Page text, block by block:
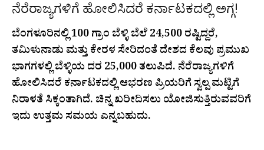
ನೆರೆರಾಜ್ಯಗಳಿಗೆ ಹೋಲಿಸಿದರೆ ಕರ್ನಾಟಕದಲ್ಲಿ ಅಗ್ಗ!
ಬೆಂಗಳೂರಿನಲ್ಲಿ 100 ಗ್ರಾಂ ಬೆಳ್ಳಿ ಬೆಲೆ ₹24,500 ರಷ್ಟಿದ್ದರೆ,
ತಮಿಳುನಾಡು ಮತ್ತು ಕೇರಳ ಸೇರಿದಂತೆ ದೇಶದ ಕೆಲವು ಪ್ರಮುಖ
ಭಾಗಗಳಲ್ಲಿ ಬೆಳ್ಳಿಯ ದರ ₹25,000 ತಲುಪಿದೆ. ನೆರೆರಾಜ್ಯಗಳಿಗೆ
ಹೋಲಿಸಿದರೆ ಕರ್ನಾಟಕದಲ್ಲಿ ಆಭರಣ ಪ್ರಿಯರಿಗೆ ಸ್ವಲ್ಪ ಮಟ್ಟಿಗೆ
ನಿರಾಳತೆ ಸಿಕ್ಕಂತಾಗಿದೆ. ಚಿನ್ನ ಖರೀದಿಸಲು ಯೋಜಿಸುತ್ತಿರುವವರಿಗೆ
ಇದು ಉತ್ತಮ ಸಮಯ ಎನ್ನಬಹುದು.